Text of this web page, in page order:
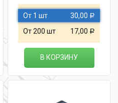
От 1 шт 30,00 Р
От 200 шт 17,00 Р
В КОРЗИНУ